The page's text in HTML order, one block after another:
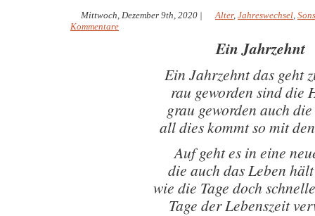
Mittwoch, Dezember 9th, 2020 | Alter, Jahreswechsel,
Kommentare
Ein Jahrzehnt
Ein Jahrzehnt das geht
rau geworden sind die
grau geworden auch
all dies kommt so mit
Auf geht es in eine
die auch das Leben
wie die Tage doch
Tage der Lebenszeit